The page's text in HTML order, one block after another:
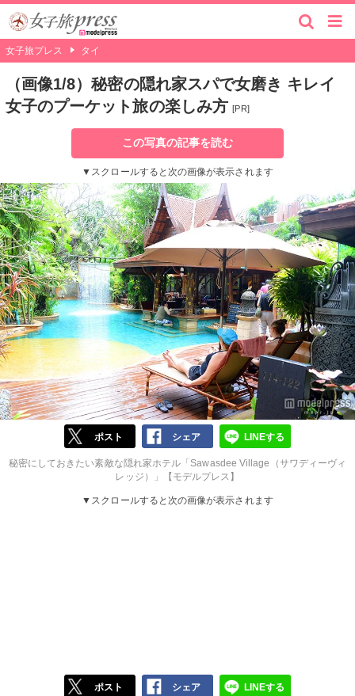
女子旅プレス タイ
（画像1/8）秘密の隠れ家スパで女磨き キレイ
女子のプーケット旅の楽しみ方 [PR]
この写真の記事を読む
▼スクロールすると次の画像が表示されます
ポスト シェア LINEする
秘密にしておきたい素敵な隠れ家ホテル「Sawasdee Village（サワディーヴィ
レッジ）」【モデルプレス】
▼スクロールすると次の画像が表示されます
ポスト シェア LINEする